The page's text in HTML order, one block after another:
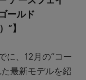
ールド
”】
に、12月の“コー
最新モデルを紹